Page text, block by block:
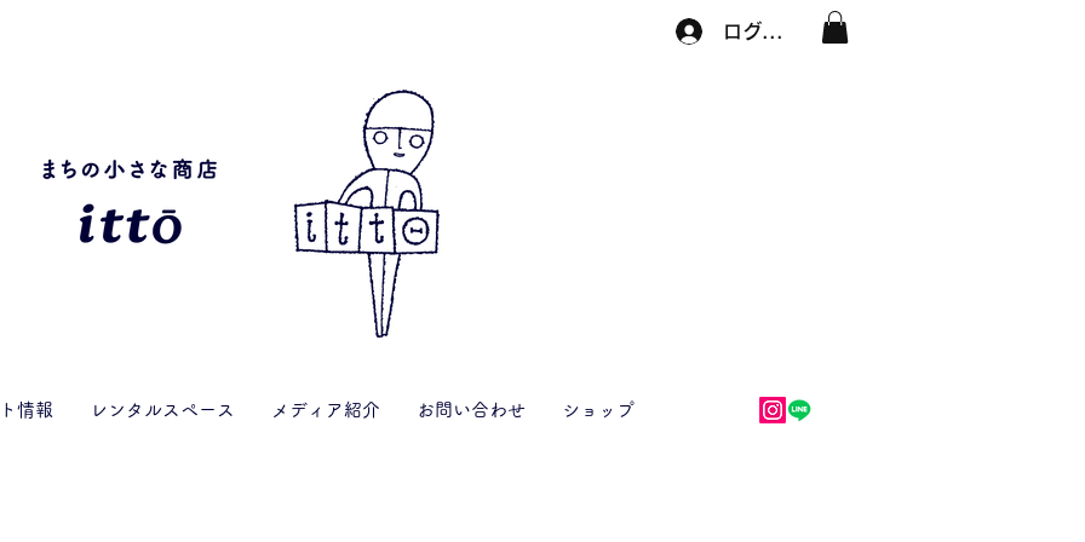
ログイン
情報 レンタルスペース メディア紹介 お問い合わせ ショップ